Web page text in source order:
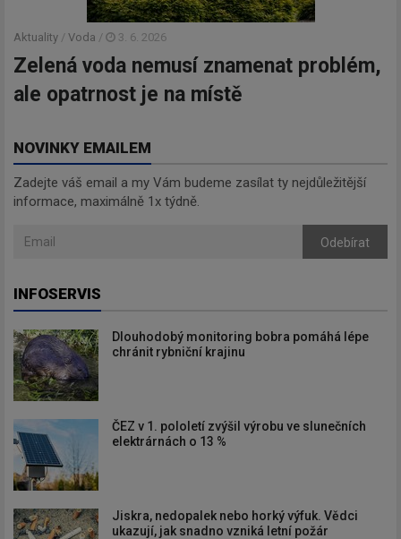
Aktuality / Voda / 3. 6. 2026
Zelená voda nemusí znamenat problém,
ale opatrnost je na místě
NOVINKY EMAILEM
Zadejte váš email a my Vám budeme zasílat ty nejdůležitější
informace, maximálně 1x týdně.
Odebírat
INFOSERVIS
Dlouhodobý monitoring bobra pomáhá lépe
chránit rybniční krajinu
ČEZ v 1. pololetí zvýšil výrobu ve slunečních
elektrárnách o 13 %
Jiskra, nedopalek nebo horký výfuk. Vědci
ukazují, jak snadno vzniká letní požár